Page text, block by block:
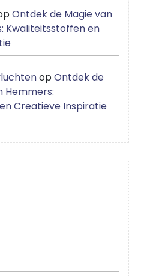
Ontdek de Magie van
Kwaliteitsstoffen en
opOntdek de
Hemmers:
Creatieve Inspiratie